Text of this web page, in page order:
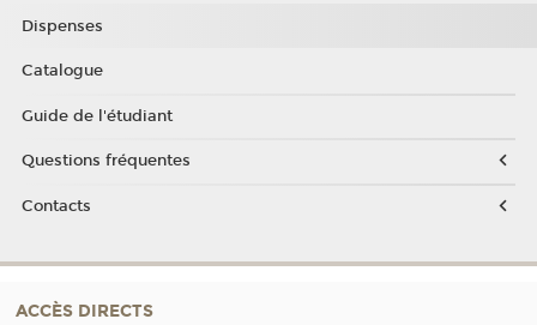
Dispenses
Catalogue
Guide de l'étudiant
Questions fréquentes
Contacts
ACCÈS DIRECTS